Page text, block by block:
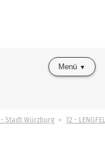
Menü
Stadt Würzburg 12 -